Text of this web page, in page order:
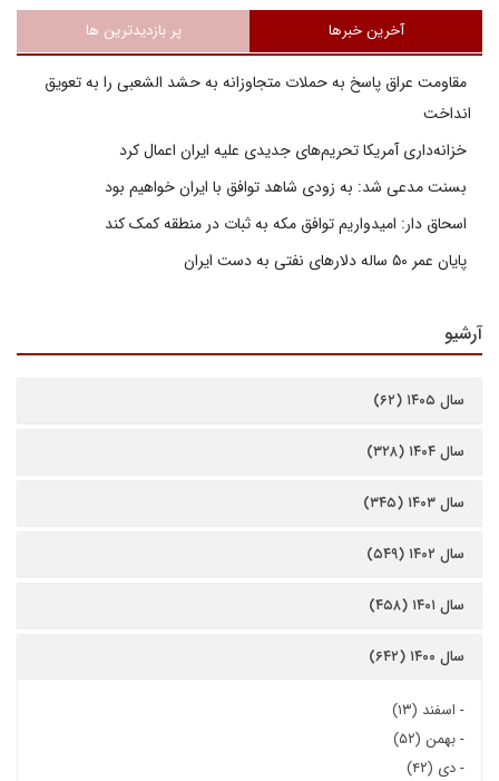
آخرین خبرها پر بازدیدترین ها
مقاومت عراق پاسخ به حملات متجاوزانه به حشد الشعبی را به تعویق
انداخت
خزانه‌داری آمریکا تحریم‌های جدیدی علیه ایران اعمال کرد
بسنت مدعی شد: به زودی شاهد توافق با ایران خواهیم بود
اسحاق دار: امیدواریم توافق مکه به ثبات در منطقه کمک کند
پایان عمر ۵۰ ساله دلارهای نفتی به دست ایران
آرشیو
سال ۱۴۰۵ (۶۲)
سال ۱۴۰۴ (۳۲۸)
سال ۱۴۰۳ (۳۴۵)
سال ۱۴۰۲ (۵۴۹)
سال ۱۴۰۱ (۴۵۸)
سال ۱۴۰۰ (۶۴۲)
- اسفند (۱۳)
-بهمن (۵۲)
-دی (۴۲)